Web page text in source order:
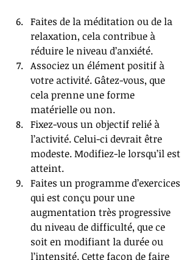
Faites de la méditation ou de la
relaxation, cela contribue à
réduire le niveau d’anxiété.
Associez un élément positif à
votre activité. Gâtez-vous, que
cela prenne une forme
matérielle ou non.
Fixez-vous un objectif relié à
l’activité. Celui-ci devrait être
modeste. Modifiez-le lorsqu’il est
atteint.
Faites un programme d’exercices
qui est conçu pour une
augmentation très progressive
du niveau de difficulté, que ce
soit en modifiant la durée ou
l’intensité. Cette façon de faire